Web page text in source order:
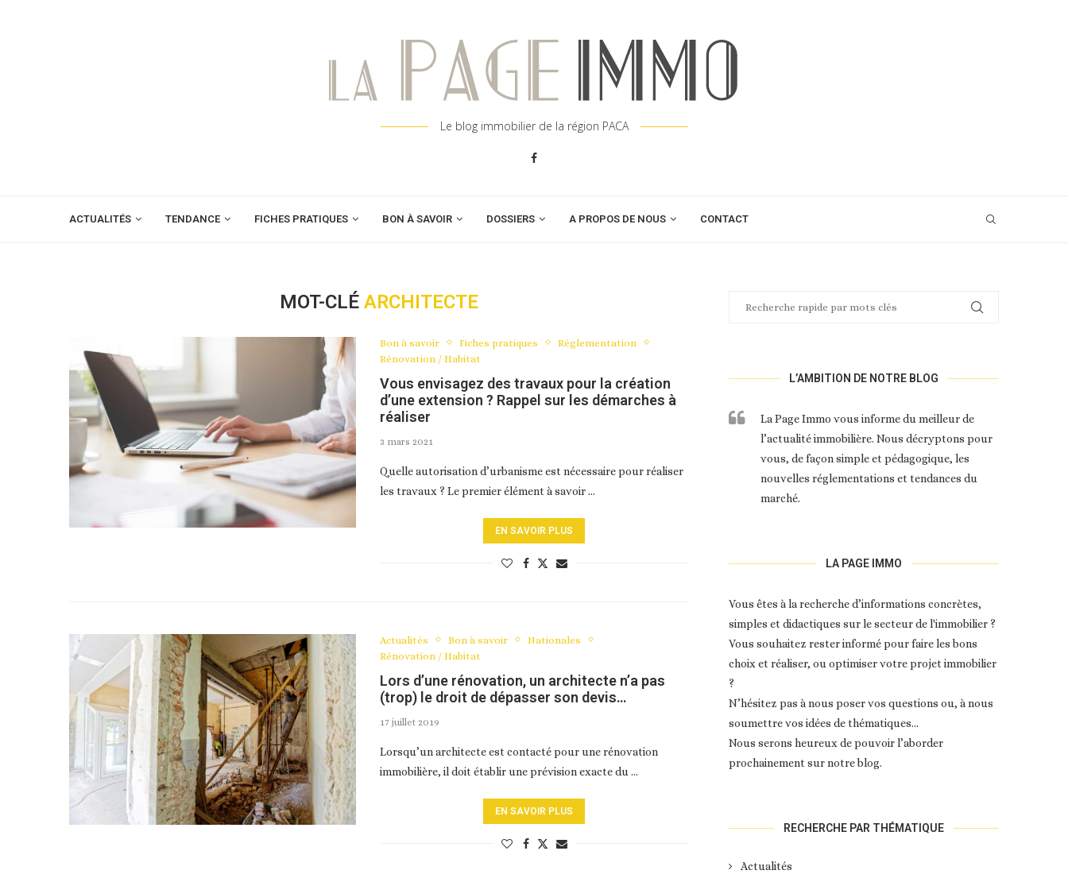
Le blog immobilier de la région PACA
ACTUALITÉS TENDANCE FICHES PRATIQUES BON À SAVOIR DOSSIERS A PROPOS DE NOUS CONTACT
MOT-CLÉ ARCHITECTE
Bon à savoir Fiches pratiques
Réglementation
Rénovation / Habitat
Vous envisagez des travaux pour la création
d’une extension ? Rappel sur les démarches à
réaliser
3 mars 2021
Quelle autorisation d’urbanisme est nécessaire pour réaliser
les travaux ? Le premier élément à savoir …
EN SAVOIR PLUS
Actualités Bon à savoir
Nationales
Rénovation / Habitat
Lors d’une rénovation, un architecte n’a pas
(trop) le droit de dépasser son devis…
17 juillet 2019
Lorsqu’un architecte est contacté pour une rénovation
immobilière, il doit établir une prévision exacte du …
EN SAVOIR PLUS
L’AMBITION DE NOTRE BLOG
La Page Immo vous informe du meilleur de
l’actualité immobilière. Nous décryptons pour
vous, de façon simple et pédagogique, les
nouvelles réglementations et tendances du
marché.
LA PAGE IMMO
Vous êtes à la recherche d’informations concrètes,
simples et didactiques sur le secteur de l'immobilier ?
Vous souhaitez rester informé pour faire les bons
choix et réaliser, ou optimiser votre projet immobilier
?
N’hésitez pas à nous poser vos questions ou, à nous
soumettre vos idées de thématiques…
Nous serons heureux de pouvoir l’aborder
prochainement sur notre blog.
RECHERCHE PAR THÉMATIQUE
Actualités